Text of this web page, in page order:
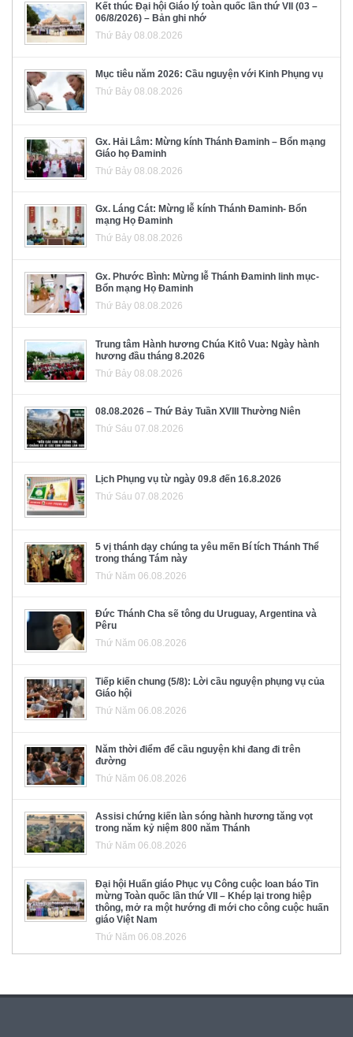
Kết thúc Đại hội Giáo lý toàn quốc lần thứ VII (03 –
06/8/2026) – Bản ghi nhớ
Thứ Bảy 08.08.2026
Mục tiêu năm 2026: Cầu nguyện với Kinh Phụng vụ
Thứ Bảy 08.08.2026
Gx. Hải Lâm: Mừng kính Thánh Đaminh – Bổn mạng
Giáo họ Đaminh
Thứ Bảy 08.08.2026
Gx. Láng Cát: Mừng lễ kính Thánh Đaminh- Bổn
mạng Họ Đaminh
Thứ Bảy 08.08.2026
Gx. Phước Bình: Mừng lễ Thánh Đaminh linh mục-
Bổn mạng Họ Đaminh
Thứ Bảy 08.08.2026
Trung tâm Hành hương Chúa Kitô Vua: Ngày hành
hương đầu tháng 8.2026
Thứ Bảy 08.08.2026
08.08.2026 – Thứ Bảy Tuần XVIII Thường Niên
Thứ Sáu 07.08.2026
Lịch Phụng vụ từ ngày 09.8 đến 16.8.2026
Thứ Sáu 07.08.2026
5 vị thánh dạy chúng ta yêu mến Bí tích Thánh Thể
trong tháng Tám này
Thứ Năm 06.08.2026
Đức Thánh Cha sẽ tông du Uruguay, Argentina và
Pêru
Thứ Năm 06.08.2026
Tiếp kiến chung (5/8): Lời cầu nguyện phụng vụ của
Giáo hội
Thứ Năm 06.08.2026
Năm thời điểm để cầu nguyện khi đang đi trên
đường
Thứ Năm 06.08.2026
Assisi chứng kiến làn sóng hành hương tăng vọt
trong năm kỷ niệm 800 năm Thánh
Thứ Năm 06.08.2026
Đại hội Huấn giáo Phục vụ Công cuộc loan báo Tin
mừng Toàn quốc lần thứ VII – Khép lại trong hiệp
thông, mở ra một hướng đi mới cho công cuộc huấn
giáo Việt Nam
Thứ Năm 06.08.2026